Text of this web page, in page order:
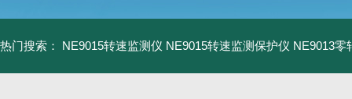
热门搜索： NE9015转速监测仪 NE9015转速监测保护仪 NE9013零